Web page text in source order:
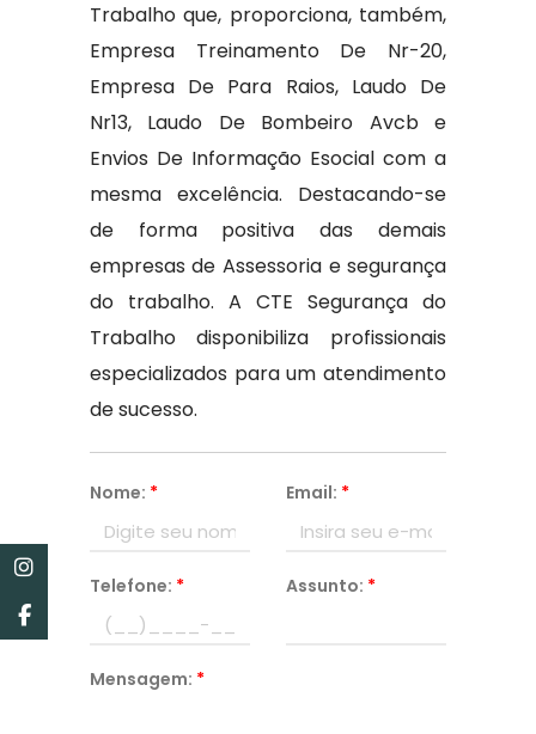
Trabalho que, proporciona, também,
Empresa Treinamento De Nr-20,
Empresa De Para Raios, Laudo De
Nr13, Laudo De Bombeiro Avcb e
Envios De Informação Esocial com a
mesma excelência. Destacando-se
de forma positiva das demais
empresas de Assessoria e segurança
do trabalho. A CTE Segurança do
Trabalho disponibiliza profissionais
especializados para um atendimento
de sucesso.
Nome: * Email: *
Telefone: * Assunto: *
Mensagem: *